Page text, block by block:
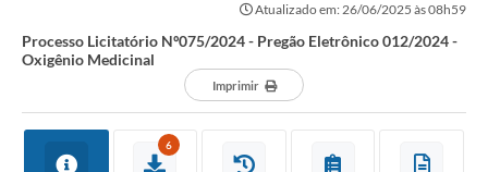
Atualizado em: 26/06/2025 às 08h59
Processo Licitatório Nº075/2024 - Pregão Eletrônico 012/2024 -
Oxigênio Medicinal
Imprimir
6